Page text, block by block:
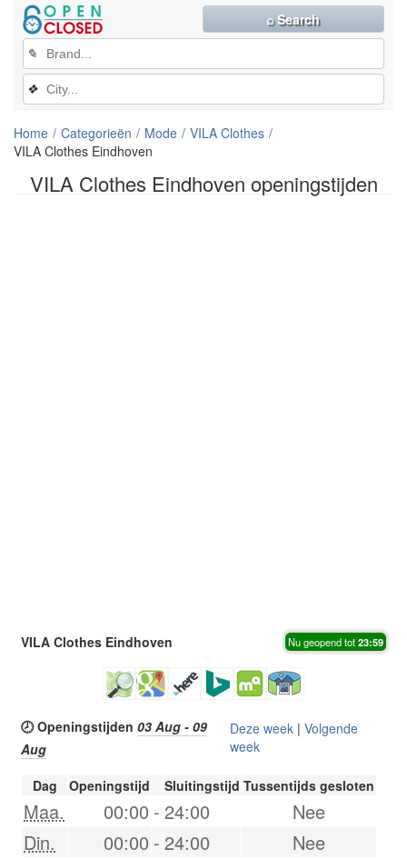
VILA Clothes Eindhoven openingstijden
✎
❖
⌕ Search
Home Categorieën Mode
VILA Clothes
VILA Clothes Eindhoven
VILA Clothes Eindhoven Nu geopend tot23:59
🕗 Openingstijden 03 Aug - 09
Aug
Deze week| Volgende
week
Dag Openingstijd Sluitingstijd Tussentijds gesloten
Maa. 00:00 - 24:00
Nee
Din.
00:00 - 24:00
Nee